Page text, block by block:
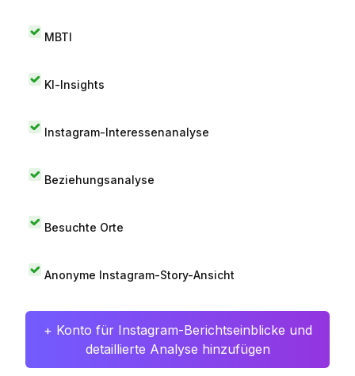
MBTI
KI-Insights
Instagram-Interessenanalyse
Beziehungsanalyse
Besuchte Orte
Anonyme Instagram-Story-Ansicht
+ Konto für Instagram-Berichtseinblicke und
detaillierte Analyse hinzufügen